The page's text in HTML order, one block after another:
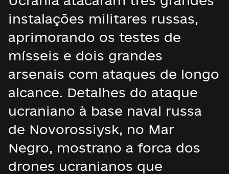
instalações militares russas,
aprimorando os testes de
mísseis e dois grandes
arsenais com ataques de longo
alcance. Detalhes do ataque
ucraniano à base naval russa
de Novorossiysk, no Mar
Negro, mostrano a forca dos
drones ucranianos que